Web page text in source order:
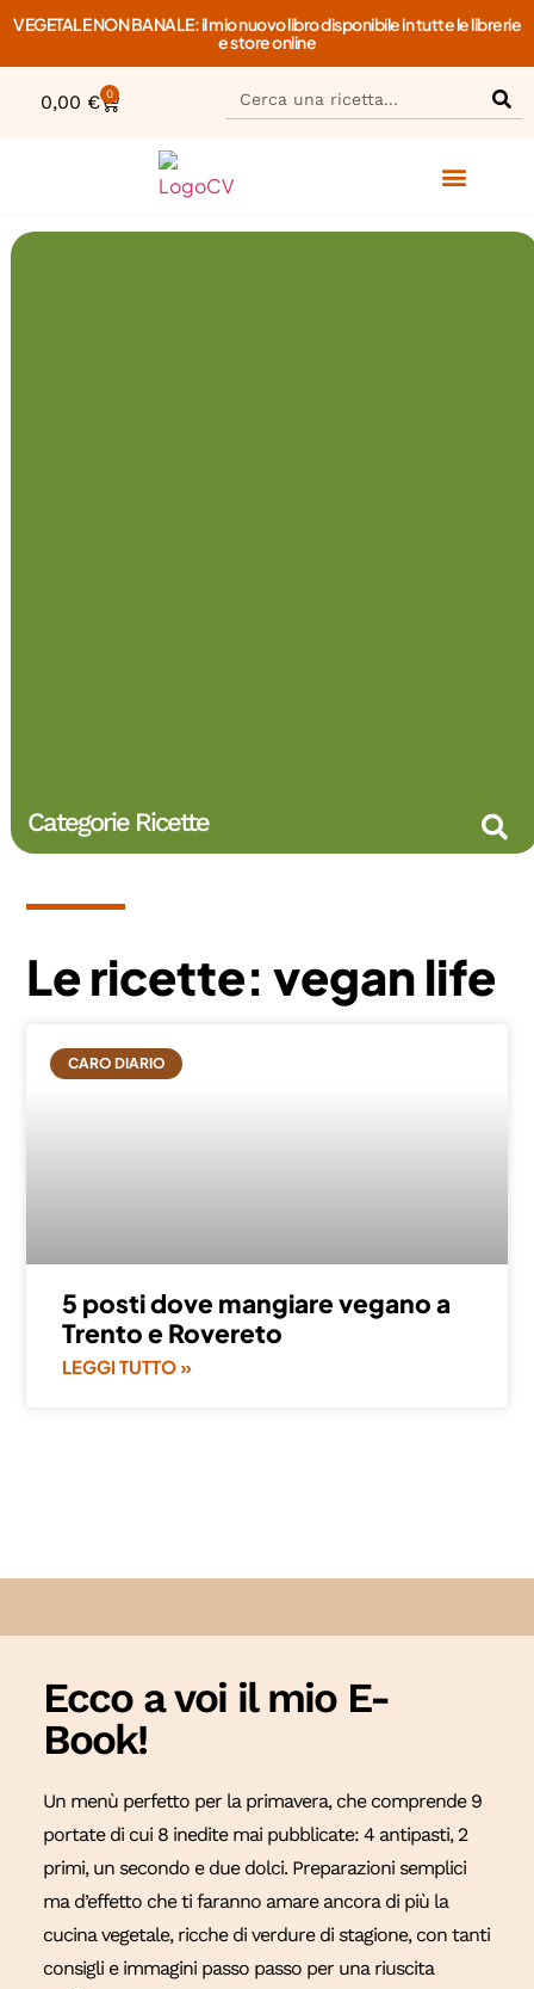
VEGETALE NON BANALE: il mio nuovo libro disponibile in tutte le librerie
e store online
0,00 € 0
Categorie Ricette
Le ricette: vegan life
CARO DIARIO
5 posti dove mangiare vegano a
Trento e Rovereto
LEGGI TUTTO »
Ecco a voi il mio E-
Book!
Un menù perfetto per la primavera, che comprende 9
portate di cui 8 inedite mai pubblicate: 4 antipasti, 2
primi, un secondo e due dolci. Preparazioni semplici
ma d’effetto che ti faranno amare ancora di più la
cucina vegetale, ricche di verdure di stagione, con tanti
consigli e immagini passo passo per una riuscita